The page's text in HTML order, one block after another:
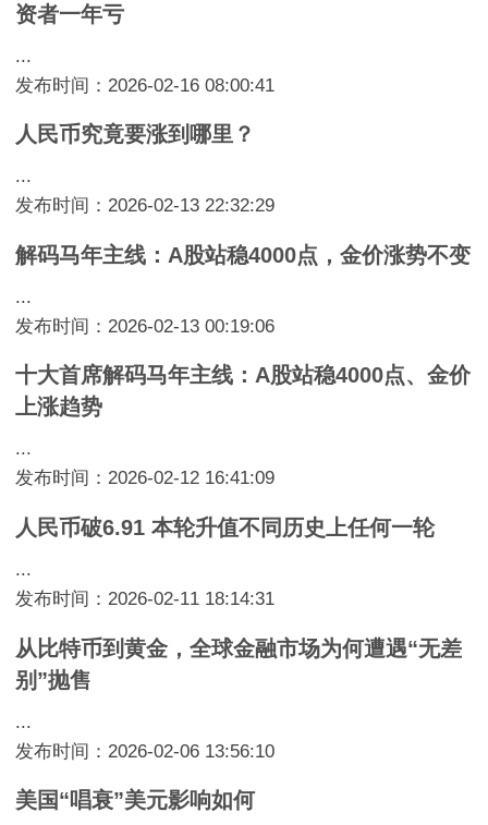
资者一年亏
...
发布时间：2026-02-16 08:00:41
人民币究竟要涨到哪里？
...
发布时间：2026-02-13 22:32:29
解码马年主线：A股站稳4000点，金价涨势不变
...
发布时间：2026-02-13 00:19:06
十大首席解码马年主线：A股站稳4000点、金价
上涨趋势
...
发布时间：2026-02-12 16:41:09
人民币破6.91 本轮升值不同历史上任何一轮
...
发布时间：2026-02-11 18:14:31
从比特币到黄金，全球金融市场为何遭遇“无差
别”抛售
...
发布时间：2026-02-06 13:56:10
美国“唱衰”美元影响如何